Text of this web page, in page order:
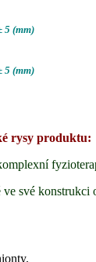
5 (mm)
5 (mm)
rysy produktu:
své konstrukci